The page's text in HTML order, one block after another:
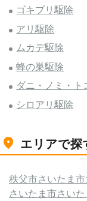
ゴキブリ駆除
アリ駆除
ムカデ駆除
蜂の巣駆除
ダニ・ノミ・ト
シロアリ駆除
エリアで探
秩父市さいたま
さいたま市さい